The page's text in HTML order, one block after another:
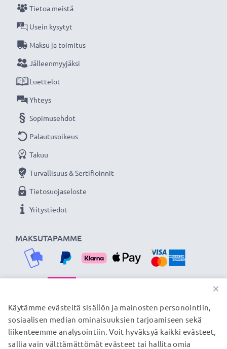
johdolla, Erinomainen suorituskyky ja liitettävyys,
3 vuoden takuu!
MAKSUTAPAMME
Tietoa meistä
Usein kysytyt
Maksu ja toimitus
Jälleenmyyjäksi
Luettelot
Yhteys
Sopimusehdot
Palautusoikeus
Takuu
Turvallisuus & Sertifioinnit
Tietosuojaseloste
Yritystiedot
TOIMITUSKUMPPANIMME
© subtel.fi 2026
×
Käytämme evästeitä sisällön ja mainosten personointiin,
sosiaalisen median ominaisuuksien tarjoamiseen sekä
liikenteemme analysointiin. Voit hyväksyä kaikki evästeet,
sallia vain välttämättömät evästeet tai hallita omia